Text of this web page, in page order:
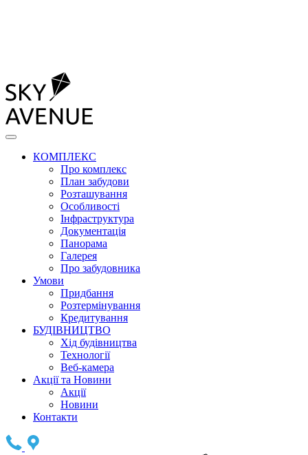
КОМПЛЕКС
Про комплекс
План забудови
Розташування
Особливості
Інфраструктура
Документація
Панорама
Галерея
Про забудовника
Умови
Придбання
Розтермінування
Кредитування
БУДІВНИЦТВО
Хід будівництва
Технології
Веб-камера
Акції та Новини
Акції
Новини
Контакти